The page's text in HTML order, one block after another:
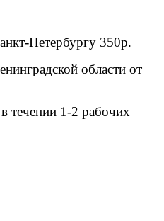
Петербургу 350р.
области от
течении 1-2 рабочих